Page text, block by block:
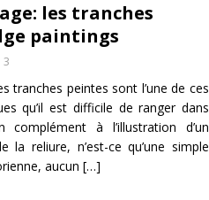
les tranches
paintings
3
tranches peintes sont l’une de ces
qu’il est difficile de ranger dans
complément à l’illustration d’un
la reliure, n’est-ce qu’une simple
aucun […]